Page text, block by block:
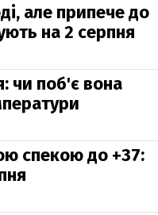
але припече до
на 2 серпня
чи поб'є вона
спекою до +37: